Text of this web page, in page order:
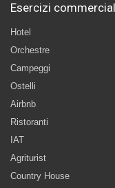
Esercizi
Hotel
Orchestre
Campeggi
Ostelli
Airbnb
Ristoranti
IAT
Agriturist
Country House